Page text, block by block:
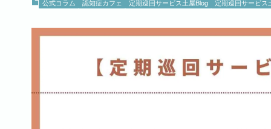
公式コラム 認知症カフェ 定期巡回サービス土屋Blog 定期巡回サービス